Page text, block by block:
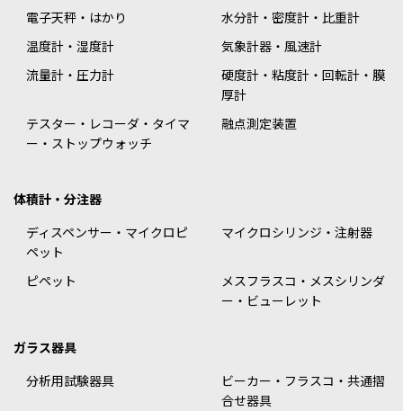
電子天秤・はかり
水分計・密度計・比重計
温度計・湿度計
気象計器・風速計
流量計・圧力計
硬度計・粘度計・回転計・膜
厚計
テスター・レコーダ・タイマ
ー・ストップウォッチ
融点測定装置
体積計・分注器
ディスペンサー・マイクロピ
ペット
マイクロシリンジ・注射器
ピペット
メスフラスコ・メスシリンダ
ー・ビューレット
ガラス器具
分析用試験器具
ビーカー・フラスコ・共通摺
合せ器具